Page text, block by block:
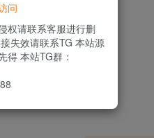
问
权请联系客服进行删
失效请联系TG 本站源
得 本站TG群：